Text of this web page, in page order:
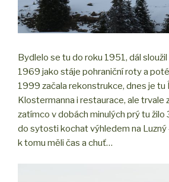
Bydlelo se tu do roku 1951, dál
1969 jako stáje pohraniční roty a
1999 začala rekonstrukce, dnes je tu
Klostermanna i restaurace, ale trvale
zatímco v dobách minulých prý tu žilo
do sytosti kochat výhledem na Luzný
k tomu měli čas a chuť…